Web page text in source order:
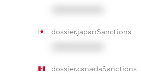
dossier.japanSanctions
dossier.canadaSanctions